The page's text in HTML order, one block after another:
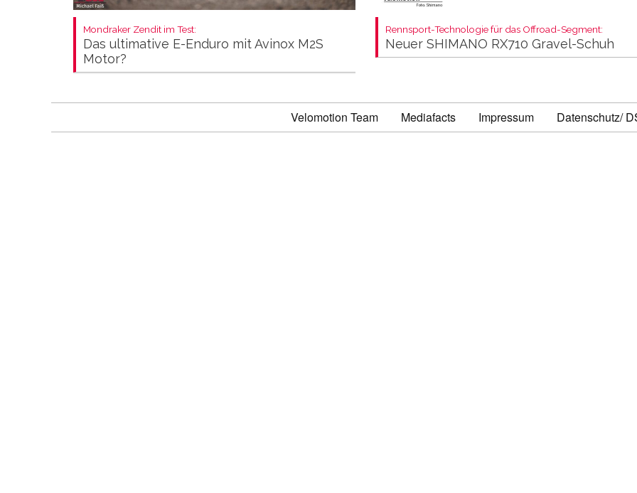
Mondraker Zendit im Test:
Das ultimative E-Enduro mit Avinox M2S
Motor?
Rennsport-Technologie für das Offroad-Segment:
Neuer SHIMANO RX710 Gravel-Schuh
Velomotion Team Mediafacts Impressum Datenschutz/